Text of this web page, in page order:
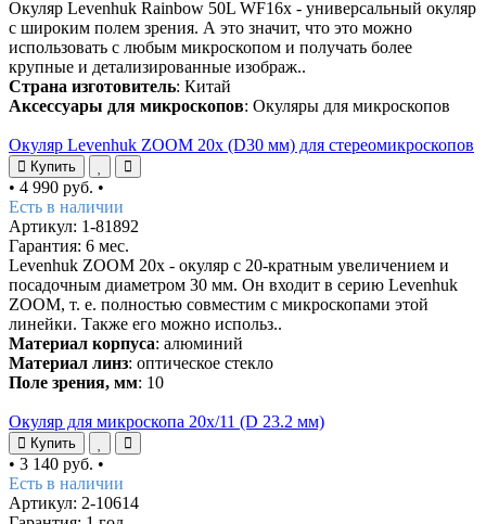
Окуляр Levenhuk Rainbow 50L WF16x - универсальный окуляр
с широким полем зрения. А это значит, что это можно
использовать с любым микроскопом и получать более
крупные и детализированные изображ..
Страна изготовитель: Китай
Аксессуары для микроскопов: Окуляры для микроскопов
Окуляр Levenhuk ZOOM 20х (D30 мм) для стереомикроскопов
Купить
• 4 990 руб. •
Есть в наличии
Артикул: 1-81892
Гарантия: 6 мес.
Levenhuk ZOOM 20х - окуляр с 20-кратным увеличением и
посадочным диаметром 30 мм. Он входит в серию Levenhuk
ZOOM, т. е. полностью совместим с микроскопами этой
линейки. Также его можно использ..
Материал корпуса: алюминий
Материал линз: оптическое стекло
Поле зрения, мм: 10
Окуляр для микроскопа 20х/11 (D 23.2 мм)
Купить
• 3 140 руб. •
Есть в наличии
Артикул: 2-10614